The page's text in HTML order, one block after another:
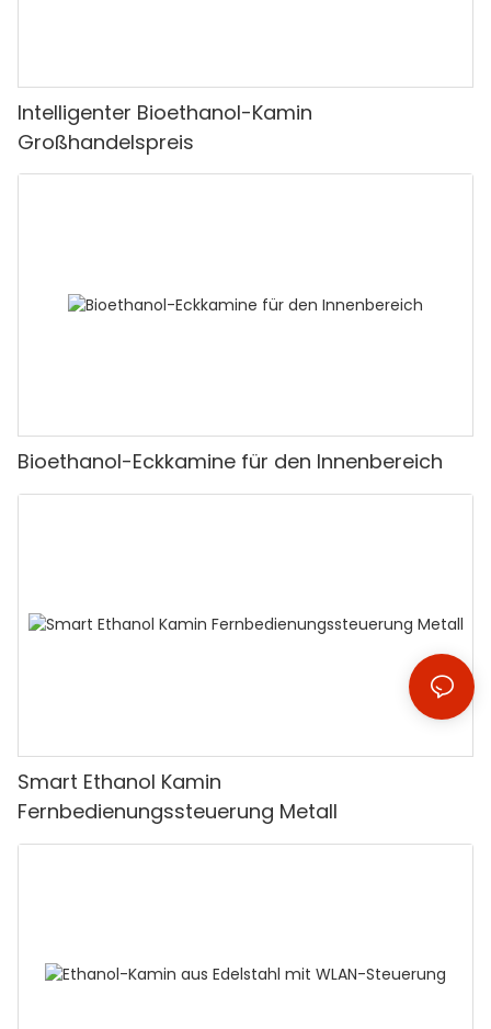
Intelligenter Bioethanol-Kamin
Großhandelspreis
Bioethanol-Eckkamine für den Innenbereich
Smart Ethanol Kamin
Fernbedienungssteuerung Metall